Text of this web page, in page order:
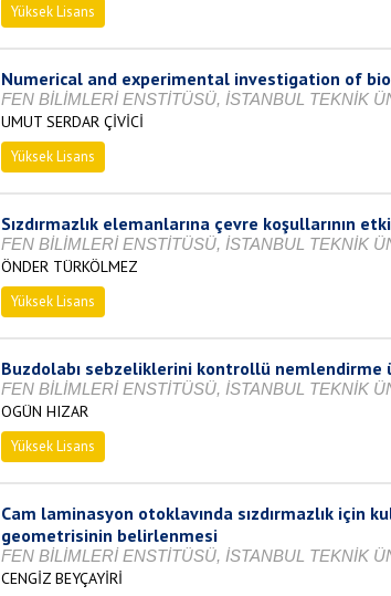
Yüksek Lisans
Numerical and experimental investigation of
FEN BİLİMLERİ ENSTİTÜSÜ, İSTANBUL TEKNİK
UMUT SERDAR ÇİVİCİ
Yüksek Lisans
Sızdırmazlık elemanlarına çevre koşullarının
FEN BİLİMLERİ ENSTİTÜSÜ, İSTANBUL TEKNİK
ÖNDER TÜRKÖLMEZ
Yüksek Lisans
Buzdolabı sebzeliklerini kontrollü nemlendirme
FEN BİLİMLERİ ENSTİTÜSÜ, İSTANBUL TEKNİK
OGÜN HIZAR
Yüksek Lisans
Cam laminasyon otoklavında sızdırmazlık için
geometrisinin belirlenmesi
FEN BİLİMLERİ ENSTİTÜSÜ, İSTANBUL TEKNİK
CENGİZ BEYÇAYİRİ